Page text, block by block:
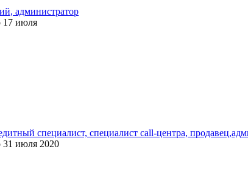
администратор
17 июля
специалист, специалист call-центра,
31 июля 2020